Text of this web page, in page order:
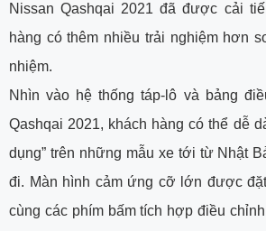
Nissan Qashqai 2021 đã được cải
hàng có thêm nhiều trải nghiệm hơn
nhiệm.
Nhìn vào hệ thống táp-lô và bảng
Qashqai 2021, khách hàng có thể dễ
dụng” trên những mẫu xe tới từ Nhật
đi. Màn hình cảm ứng cỡ lớn được
cùng các phím bấm tích hợp điều